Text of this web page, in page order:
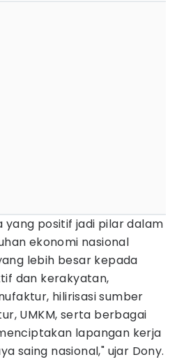
yang positif jadi pilar dalam
ekonomi nasional
lebih besar kepada
dan kerakyatan,
hilirisasi sumber
UMKM, serta berbagai
lapangan kerja
saing nasional," ujar Dony.